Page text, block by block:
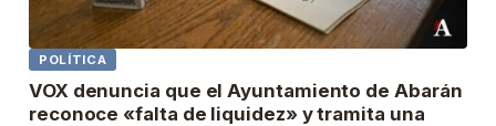
POLÍTICA
VOX denuncia que el Ayuntamiento de Abarán
reconoce «falta de liquidez» y tramita una